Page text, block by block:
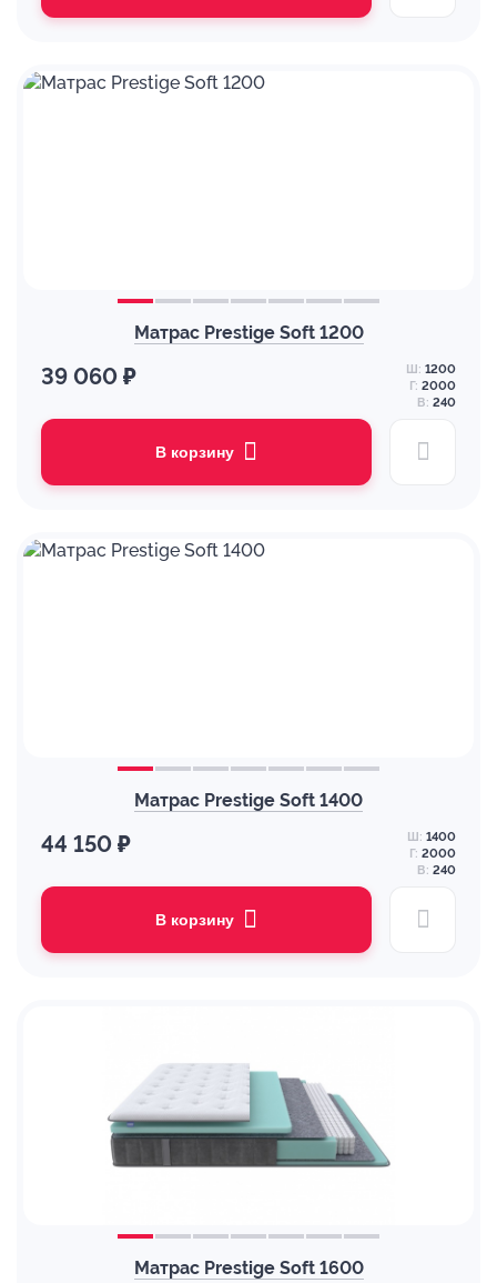
Матрас Prestige Soft 1200
39 060 ₽ Ш: 1200
Г: 2000
В: 240
В корзину
Матрас Prestige Soft 1400
44 150 ₽ Ш: 1400
Г: 2000
В: 240
В корзину
Матрас Prestige Soft 1600